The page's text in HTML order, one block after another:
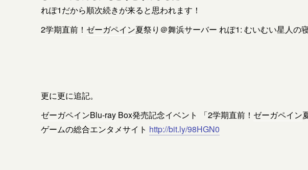
れぽ1だから順次続きが来ると思われます！
2学期直前！ ゼーガペイン夏祭り＠舞浜サーバー れぽ1: むいむい星人の
更に更に追記。
ゼーガペインBlu-ray Box発売記念イベント 「2学期直前！ ゼーガペイン
ゲームの総合エンタメサイト http://bit.ly/98HGN0